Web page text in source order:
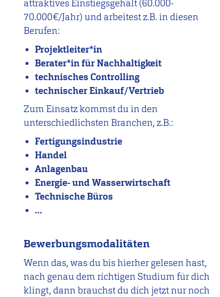
attraktives Einstiegsgehalt (60.000-
70.000€/Jahr) und arbeitest z.B. in diesen
Berufen:
Projektleiter*in
Berater*in für Nachhaltigkeit
technisches Controlling
technischer Einkauf/Vertrieb
Zum Einsatz kommst du in den
unterschiedlichsten Branchen, z.B.:
Fertigungsindustrie
Handel
Anlagenbau
Energie- und Wasserwirtschaft
Technische Büros
...
Bewerbungsmodalitäten
Wenn das, was du bis hierher gelesen hast,
nach genau dem richtigen Studium für dich
klingt, dann brauchst du dich jetzt nur noch